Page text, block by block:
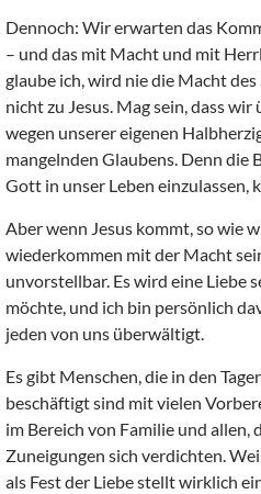
Dennoch: Wir erwarten das
– und das mit Macht und mit
glaube ich, wird nie die Macht des
nicht zu Jesus. Mag sein, dass
wegen unserer eigenen
mangelnden Glaubens. Denn die
Gott in unser Leben einzulassen,
Aber wenn Jesus kommt, so wie
wiederkommen mit der Macht
unvorstellbar. Es wird eine Liebe
möchte, und ich bin persönlich
jeden von uns überwältigt.
Es gibt Menschen, die in den
beschäftigt sind mit vielen
im Bereich von Familie und allen,
Zuneigungen sich verdichten.
als Fest der Liebe stellt wirklich